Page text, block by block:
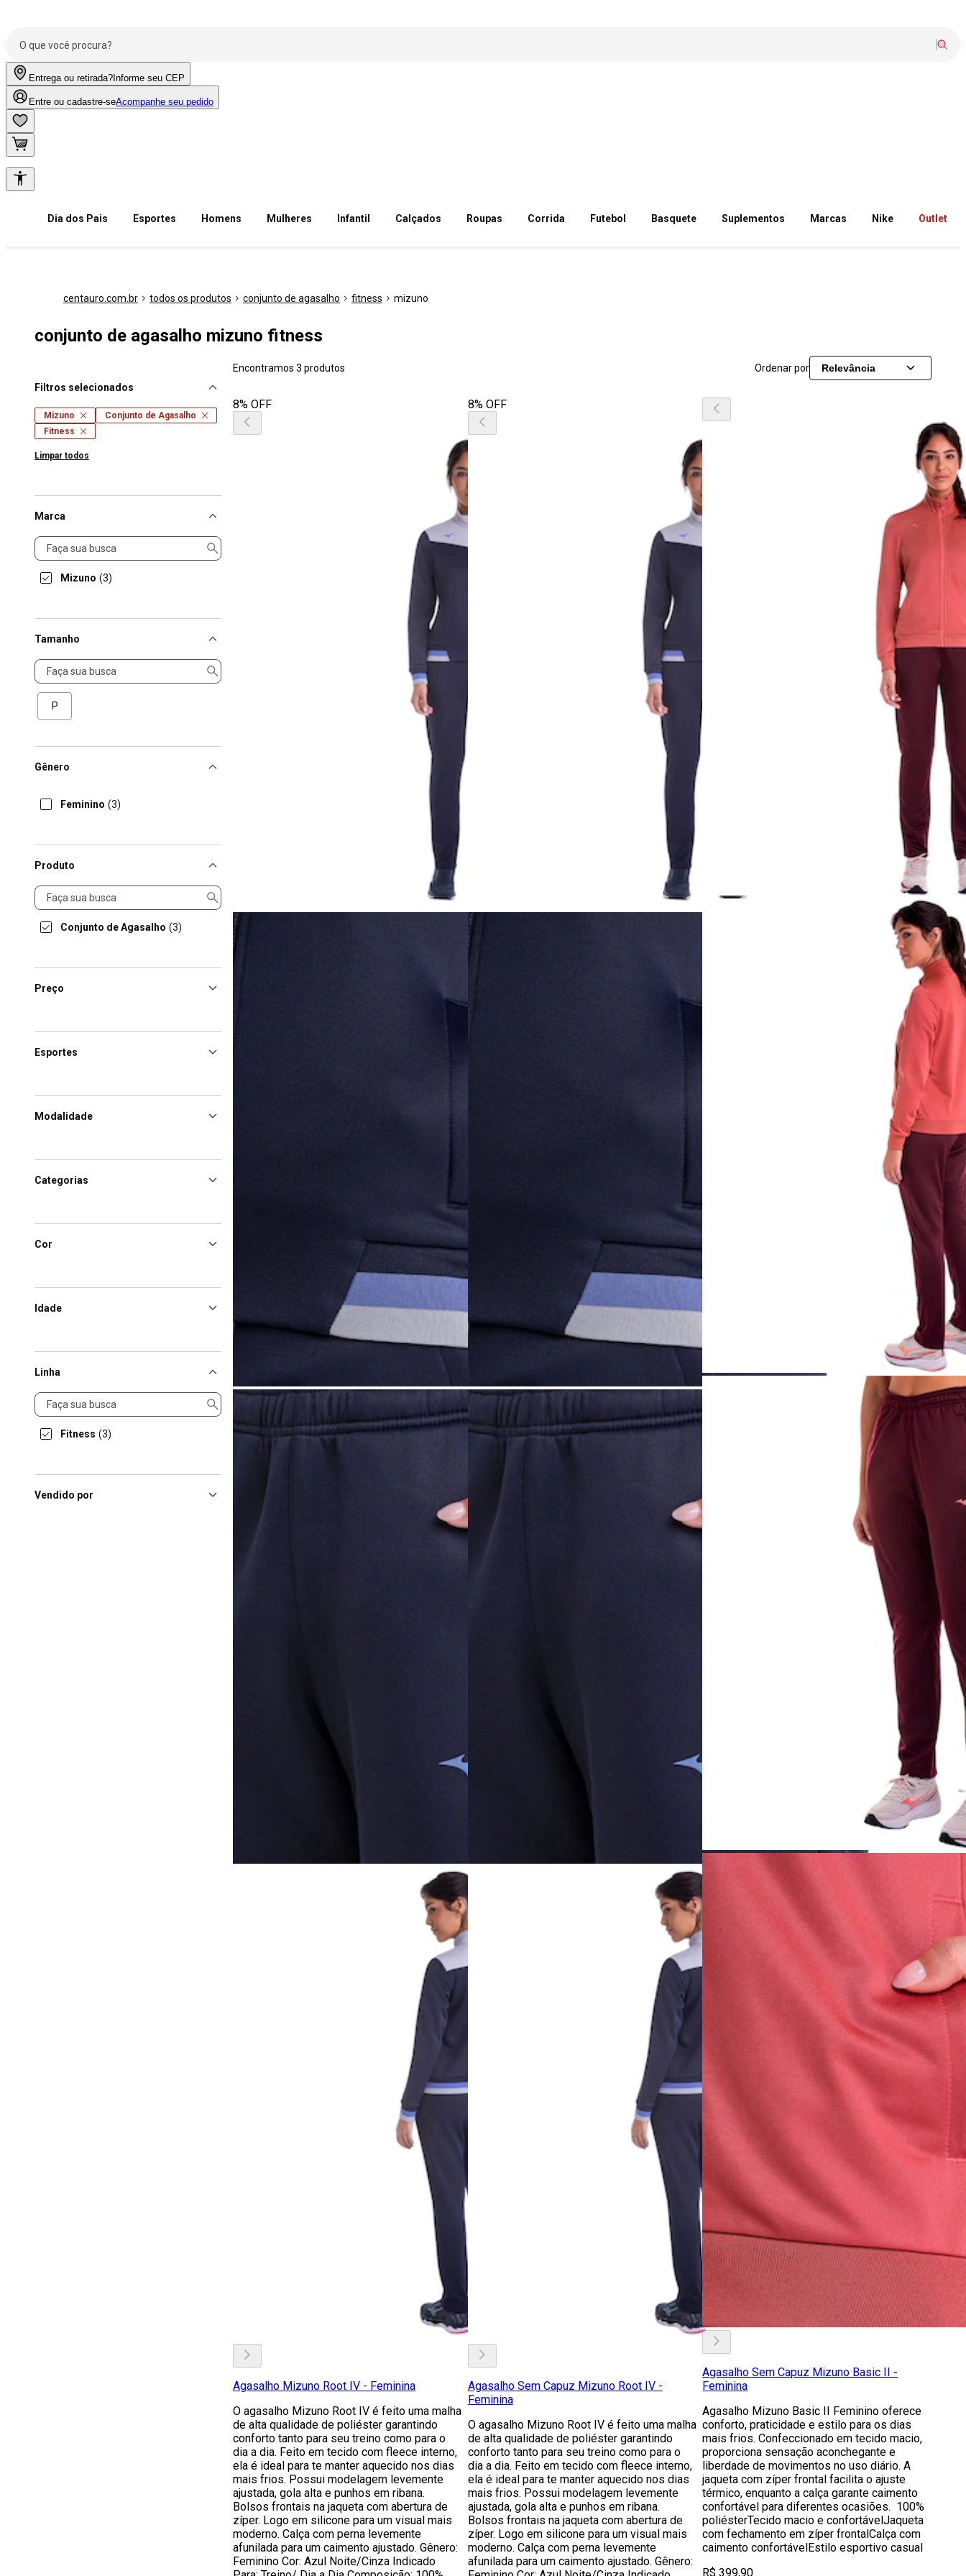
Entrega ou retirada? Informe seu CEP
Entre ou cadastre-seAcompanhe seu pedido
Dia dos Pais Esportes Homens Mulheres Infantil Calçados Roupas Corrida Futebol Basquete Suplementos Marcas Nike Outlet
centauro.com.br todos os produtos conjunto de agasalho fitness mizuno
conjunto de agasalho mizuno fitness
Filtros selecionados
Mizuno
Conjunto de Agasalho
Fitness
Limpar todos
Marca
Marca
Mizuno (3)
Tamanho
Tamanho
P
Gênero
Feminino (3)
Produto
Produto
Conjunto de Agasalho (3)
Preço
Esportes
Modalidade
Categorias
Cor
Idade
Linha
Linha
Fitness (3)
Vendido por
Encontramos 3 produtos Ordenar por Relevância
8% OFF
Agasalho Mizuno Root IV - Feminina
O agasalho Mizuno Root IV é feito uma malha
de alta qualidade de poliéster garantindo
conforto tanto para seu treino como para o
dia a dia. Feito em tecido com fleece interno,
ela é ideal para te manter aquecido nos dias
mais frios. Possui modelagem levemente
ajustada, gola alta e punhos em ribana.
Bolsos frontais na jaqueta com abertura de
zíper. Logo em silicone para um visual mais
moderno. Calça com perna levemente
afunilada para um caimento ajustado. Gênero:
Feminino Cor: Azul Noite/Cinza Indicado
8% OFF
Agasalho Sem Capuz Mizuno Root IV -
Feminina
O agasalho Mizuno Root IV é feito uma malha
de alta qualidade de poliéster garantindo
conforto tanto para seu treino como para o
dia a dia. Feito em tecido com fleece interno,
ela é ideal para te manter aquecido nos dias
mais frios. Possui modelagem levemente
ajustada, gola alta e punhos em ribana.
Bolsos frontais na jaqueta com abertura de
zíper. Logo em silicone para um visual mais
moderno. Calça com perna levemente
afunilada para um caimento ajustado. Gênero:
Agasalho Sem Capuz Mizuno Basic II -
Feminina
Agasalho Mizuno Basic II Feminino oferece
conforto, praticidade e estilo para os dias
mais frios. Confeccionado em tecido macio,
proporciona sensação aconchegante e
liberdade de movimentos no uso diário. A
jaqueta com zíper frontal facilita o ajuste
térmico, enquanto a calça garante caimento
confortável para diferentes ocasiões. 100%
poliésterTecido macio e confortávelJaqueta
com fechamento em zíper frontalCalça com
caimento confortávelEstilo esportivo casual
R$ 399,90